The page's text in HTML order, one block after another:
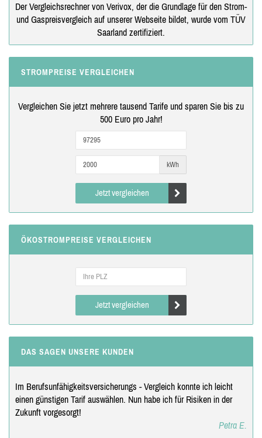
Der Vergleichsrechner von Verivox, der die Grundlage für den Strom-
und Gaspreisvergleich auf unserer Webseite bildet, wurde vom TÜV
Saarland zertifiziert.
STROMPREISE VERGLEICHEN
Vergleichen Sie jetzt mehrere tausend Tarife und sparen Sie bis zu
500 Euro pro Jahr!
kWh
Jetzt vergleichen
ÖKOSTROMPREISE VERGLEICHEN
Jetzt vergleichen
DAS SAGEN UNSERE KUNDEN
Im Berufsunfähigkeitsversicherungs - Vergleich konnte ich leicht
einen günstigen Tarif auswählen. Nun habe ich für Risiken in der
Zukunft vorgesorgt!
Petra E.